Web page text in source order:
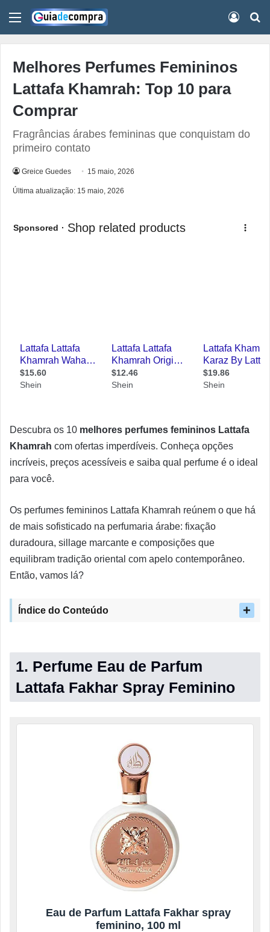
Menu
Melhores Perfumes Femininos
Lattafa Khamrah: Top 10 para
Comprar
Fragrâncias árabes femininas que conquistam do
primeiro contato
Greice Guedes 15 maio, 2026
Última atualização: 15 maio, 2026
Descubra os 10 melhores perfumes femininos Lattafa
Khamrah com ofertas imperdíveis. Conheça opções
incríveis, preços acessíveis e saiba qual perfume é o ideal
para você.
Os perfumes femininos Lattafa Khamrah reúnem o que há
de mais sofisticado na perfumaria árabe: fixação
duradoura, sillage marcante e composições que
equilibram tradição oriental com apelo contemporâneo.
Então, vamos lá?
Índice do Conteúdo
1. Perfume Eau de Parfum
Lattafa Fakhar Spray Feminino
Eau de Parfum Lattafa Fakhar spray
feminino, 100 ml